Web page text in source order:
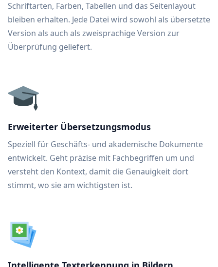
Schriftarten, Farben, Tabellen und das Seitenlayout
bleiben erhalten. Jede Datei wird sowohl als übersetzte
Version als auch als zweisprachige Version zur
Überprüfung geliefert.
Erweiterter Übersetzungsmodus
Speziell für Geschäfts- und akademische Dokumente
entwickelt. Geht präzise mit Fachbegriffen um und
versteht den Kontext, damit die Genauigkeit dort
stimmt, wo sie am wichtigsten ist.